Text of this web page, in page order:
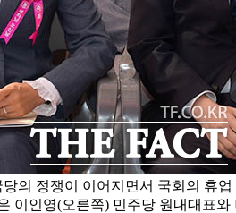
의 정쟁이 이어지면서 국회의 휴
이인영(오른쪽) 민주당 원내대표